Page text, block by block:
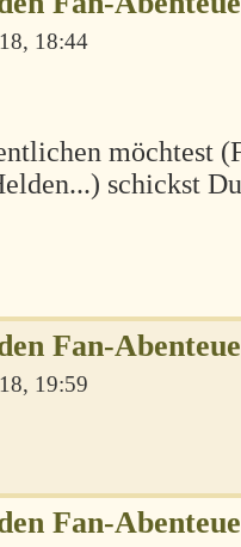
18:44
möchtest
schickst
Fan-
19:59
Fan-